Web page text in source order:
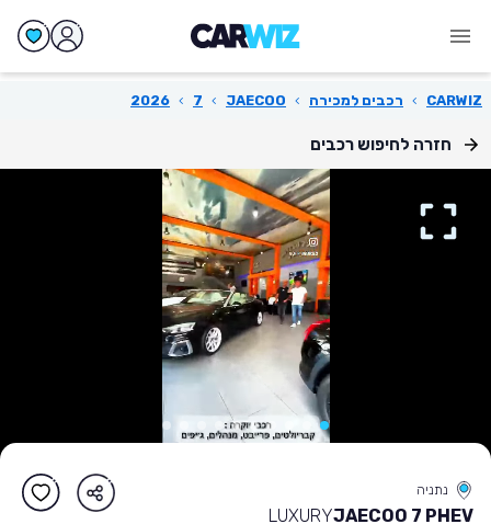
CARWIZ
› רכבים למכירה ›
JAECOO
›
7
›
2026
חזרה לחיפוש רכבים
נתניה
JAECOO 7 PHEV
LUXURY